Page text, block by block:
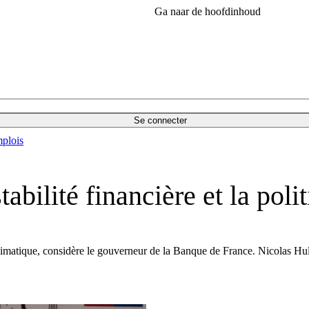
Ga naar de hoofdinhoud
Se connecter
financière et la
considère le gouverneur de la Banque de France. Nicolas